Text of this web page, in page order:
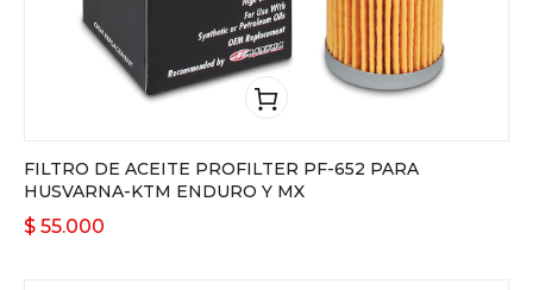
FILTRO DE ACEITE PROFILTER PF-652 PARA
HUSVARNA-KTM ENDURO Y MX
$ 55.000